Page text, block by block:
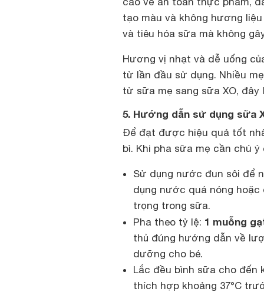
tạo màu và không hương
và tiêu hóa sữa mà không
Hương vị nhạt và dễ uống
từ lần đầu sử dụng. Nhiều
từ sữa mẹ sang sữa XO,
5. Hướng dẫn sử dụng sữa
Để đạt được hiệu quả tốt
bì. Khi pha sữa mẹ cần chú
Sử dụng nước đun sôi để
dụng nước quá nóng
trọng trong sữa.
Pha theo tỷ lệ: 1 muỗng
thủ đúng hướng dẫn về
dưỡng cho bé.
Lắc đều bình sữa cho đến
thích hợp khoảng 37°C